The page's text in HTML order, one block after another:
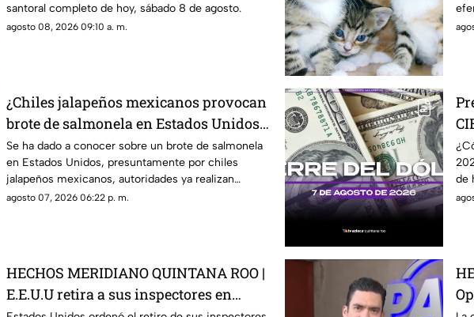
santoral completo de hoy, sábado 8 de agosto.
agosto 08, 2026 09:10 a. m.
¿Chiles jalapeños mexicanos provocan
brote de salmonela en Estados Unidos?
Esto debes saber
Se ha dado a conocer sobre un brote de salmonela
en Estados Unidos, presuntamente por chiles
jalapeños mexicanos, autoridades ya realizan
investigación.
agosto 07, 2026 06:22 p. m.
de
HECHOS MERIDIANO QUINTANA ROO |
E.E.U.U retira a sus inspectores en